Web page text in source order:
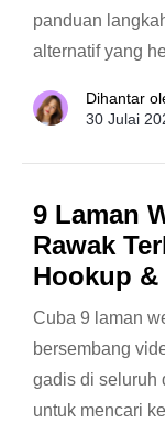
panduan
alternatif yang
Dihantar
30 Julai
9 Laman
Rawak
Hookup &
Cuba 9 laman
bersembang
gadis di seluruh
untuk mencari